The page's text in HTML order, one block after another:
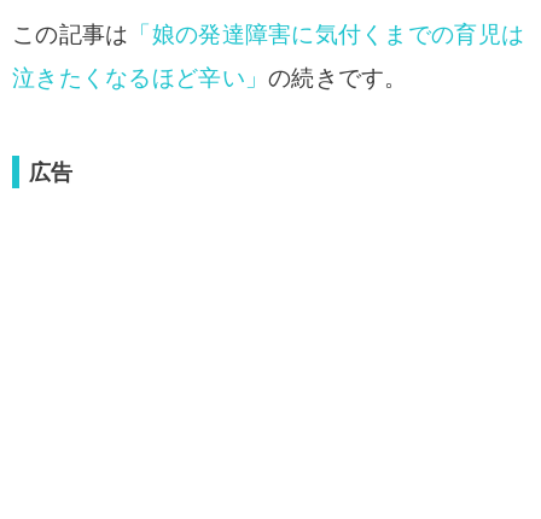
この記事は 「娘の発達障害に気付くまでの育児は
泣きたくなるほど辛い」の続きです。
広告